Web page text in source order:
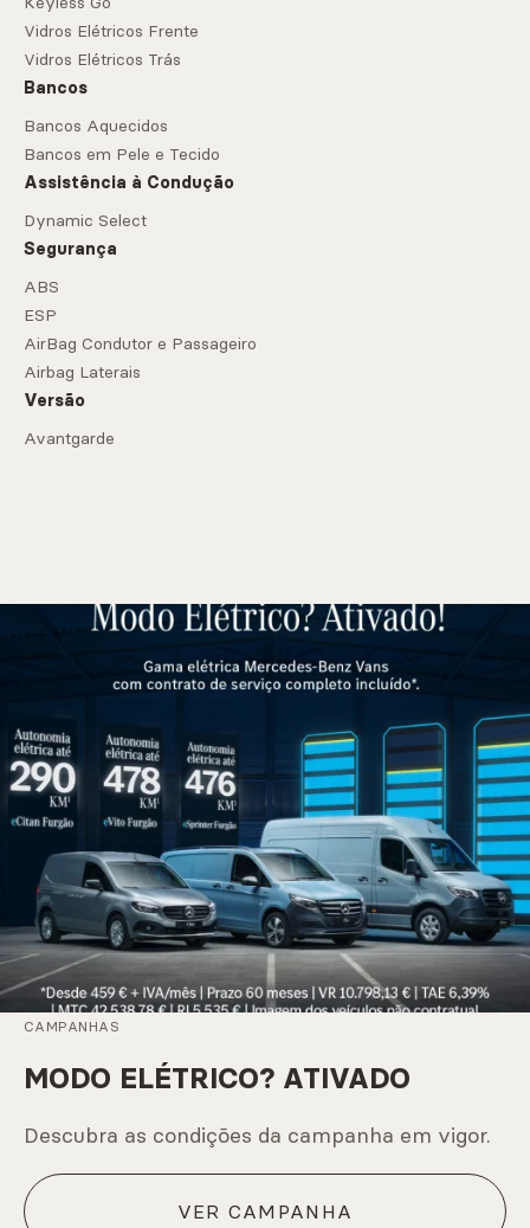
Vidros Elétricos Frente
Vidros Elétricos Trás
Bancos
Bancos Aquecidos
Bancos em Pele e Tecido
Assistência à Condução
Dynamic Select
Segurança
ABS
ESP
AirBag Condutor e Passageiro
Airbag Laterais
Versão
Avantgarde
CAMPANHAS
MODO ELÉTRICO? ATIVADO
Descubra as condições da campanha em vigor.
VER CAMPANHA